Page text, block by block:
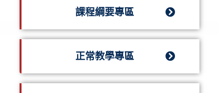
課程綱要專區
正常教學專區